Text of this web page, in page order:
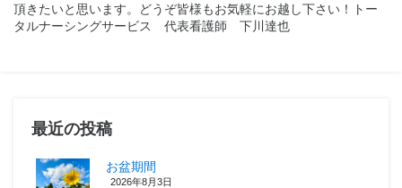
頂きたいと思います。どうぞ皆様もお気軽にお越し下さい！トー
タルナーシングサービス 代表看護師 下川達也
最近の投稿
お盆期間
2026年8月3日